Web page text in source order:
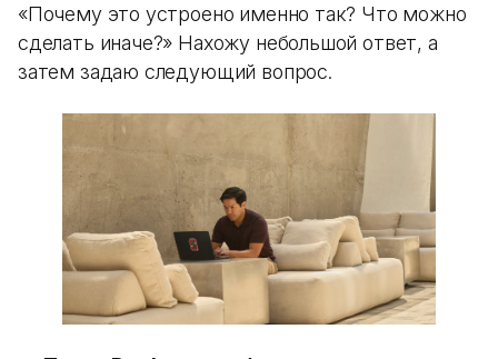
«Почему это устроено именно так? Что можно
сделать иначе?» Нахожу небольшой ответ, а
затем задаю следующий вопрос.